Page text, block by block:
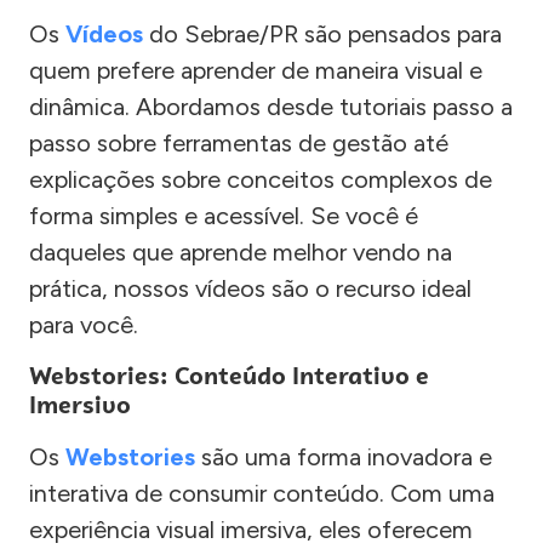
Os Vídeos do Sebrae/PR são pensados para
quem prefere aprender de maneira visual e
dinâmica. Abordamos desde tutoriais passo a
passo sobre ferramentas de gestão até
explicações sobre conceitos complexos de
forma simples e acessível. Se você é
daqueles que aprende melhor vendo na
prática, nossos vídeos são o recurso ideal
para você.
Webstories: Conteúdo Interativo e
Imersivo
Os Webstories são uma forma inovadora e
interativa de consumir conteúdo. Com uma
experiência visual imersiva, eles oferecem